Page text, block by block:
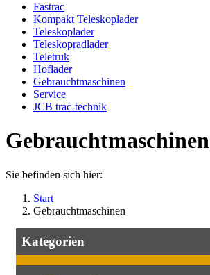
Fastrac
Kompakt Teleskoplader
Teleskoplader
Teleskopradlader
Teletruk
Hoflader
Gebrauchtmaschinen
Service
JCB trac-technik
Gebrauchtmaschinen
Sie befinden sich hier:
Start
Gebrauchtmaschinen
Kategorien